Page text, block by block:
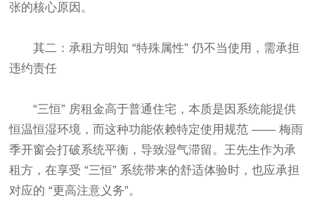
张的核心原因。​
其二：承租方明知 “特殊属性” 仍不当使用，需承担
违约责任​
“三恒” 房租金高于普通住宅，本质是因系统能提供
恒温恒湿环境，而这种功能依赖特定使用规范 —— 梅雨
季开窗会打破系统平衡，导致湿气滞留。王先生作为承
租方，在享受 “三恒” 系统带来的舒适体验时，也应承担
对应的 “更高注意义务”。​